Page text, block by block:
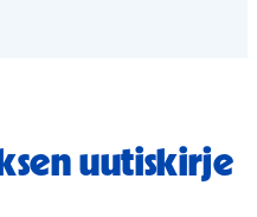
uutiskirje